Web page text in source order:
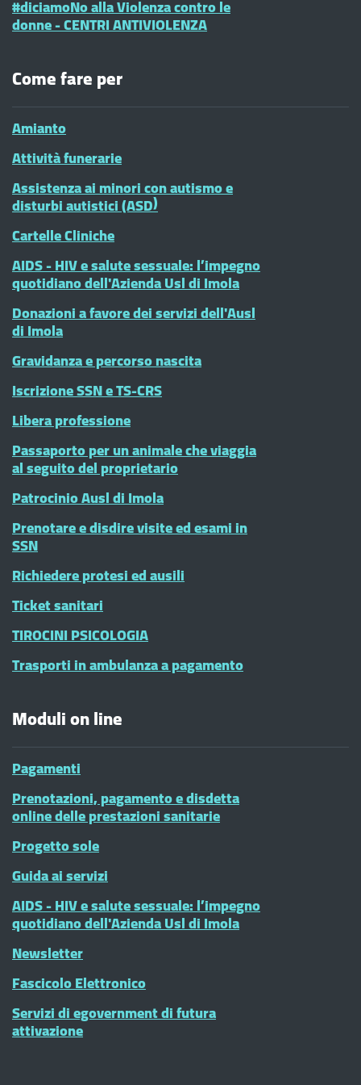
#diciamoNo alla Violenza contro le
donne - CENTRI ANTIVIOLENZA
Come fare per
Amianto
Attività funerarie
Assistenza ai minori con autismo e
disturbi autistici (ASD)
Cartelle Cliniche
AIDS - HIV e salute sessuale: l’impegno
quotidiano dell'Azienda Usl di Imola
Donazioni a favore dei servizi dell'Ausl
di Imola
Gravidanza e percorso nascita
Iscrizione SSN e TS-CRS
Libera professione
Passaporto per un animale che viaggia
al seguito del proprietario
Patrocinio Ausl di Imola
Prenotare e disdire visite ed esami in
SSN
Richiedere protesi ed ausili
Ticket sanitari
TIROCINI PSICOLOGIA
Trasporti in ambulanza a pagamento
Moduli on line
Pagamenti
Prenotazioni, pagamento e disdetta
online delle prestazioni sanitarie
Progetto sole
Guida ai servizi
AIDS - HIV e salute sessuale: l’impegno
quotidiano dell'Azienda Usl di Imola
Newsletter
Fascicolo Elettronico
Servizi di egovernment di futura
attivazione